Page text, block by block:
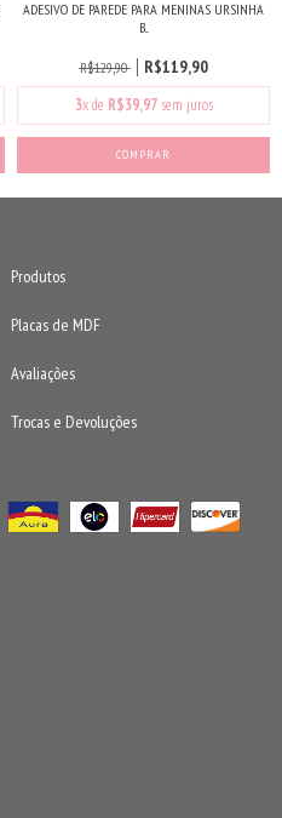
ADESIVO DE PAREDE PARA MENINAS URSINHA
B...
R$129,90 R$119,90
3x de R$39,97sem juros
Produtos
Placas de MDF
Avaliações
Trocas e Devoluções